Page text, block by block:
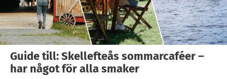
Guide till: Skellefteås sommarcaféer –
har något för alla smaker